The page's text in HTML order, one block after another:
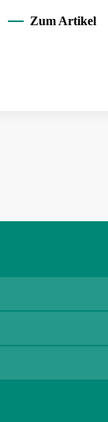
Zum Artikel